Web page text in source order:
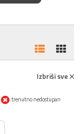
Izbriši sve
trenutno nedostupan